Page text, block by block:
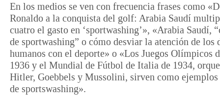
En los medios se ven con frecuencia frases como
Ronaldo a la conquista del golf: Arabia Saudí
cuatro el gasto en ‘sportwashing’», «Arabia Saudí,
de sportwashing” o cómo desviar la atención de los
humanos con el deporte» o «Los Juegos Olímpicos
1936 y el Mundial de Fútbol de Italia de 1934,
Hitler, Goebbels y Mussolini, sirven como
de sportswashing».